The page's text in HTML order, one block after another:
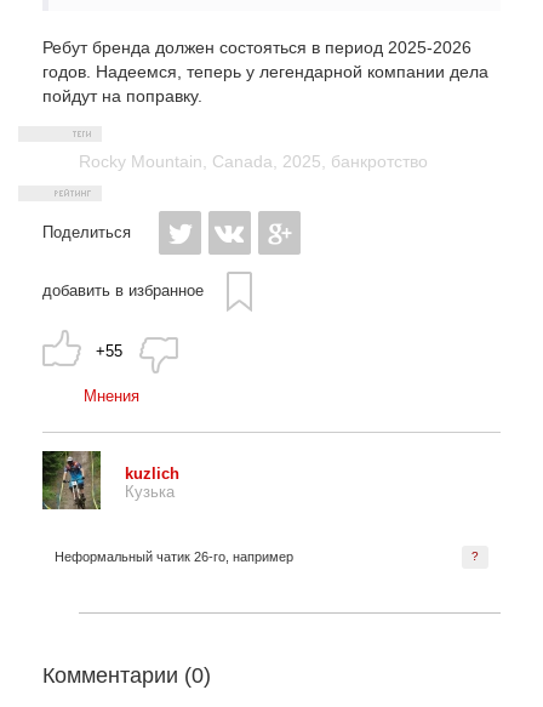
Ребут бренда должен состояться в период 2025-2026
годов. Надеемся, теперь у легендарной компании дела
пойдут на поправку.
Rocky Mountain Canada 2025 банкротство
Поделиться
добавить в избранное
+55
Мнения
kuzlich
Кузька
?
Неформальный чатик 26-го, например
Комментарии (0)